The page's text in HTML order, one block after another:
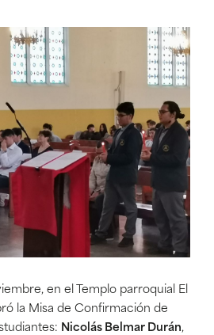
en el Templo parroquial El
la Misa de Confirmación de
Nicolás Belmar Durán,